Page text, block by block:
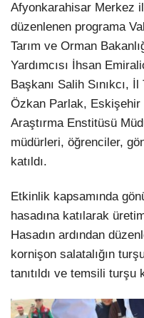
Afyonkarahisar Merkez
düzenlenen programa
Tarım ve Orman
Yardımcısı İhsan
Başkanı Salih Sınıkcı,
Özkan Parlak, Eskişehir
Araştırma Enstitüsü
müdürleri, öğrenciler,
katıldı.
Etkinlik kapsamında
hasadına katılarak
Hasadın ardından
kornişon salatalığın
tanıtıldı ve temsili